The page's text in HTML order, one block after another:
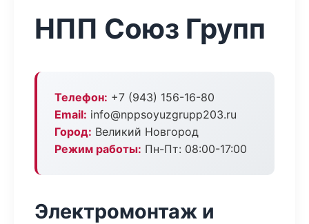
НПП Союз Групп
Телефон: +7 (943) 156-16-80
Email: info@nppsoyuzgrupp203.ru
Город: Великий Новгород
Режим работы: Пн-Пт: 08:00-17:00
Электромонтаж и